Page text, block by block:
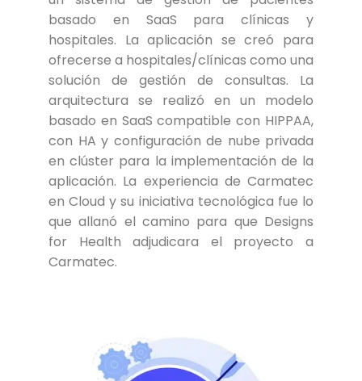
basado en SaaS para clínicas y
hospitales. La aplicación se creó para
ofrecerse a hospitales/clínicas como una
solución de gestión de consultas. La
arquitectura se realizó en un modelo
basado en SaaS compatible con HIPPAA,
con HA y configuración de nube privada
en clúster para la implementación de la
aplicación. La experiencia de Carmatec
en Cloud y su iniciativa tecnológica fue lo
que allanó el camino para que Designs
for Health adjudicara el proyecto a
Carmatec.